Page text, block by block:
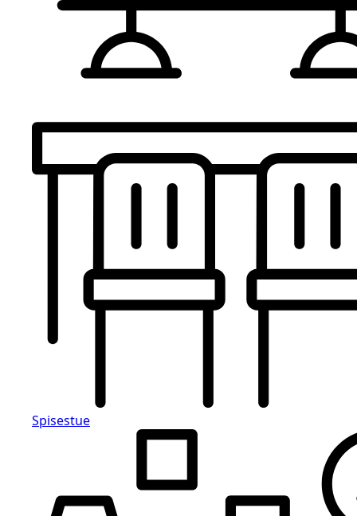
Spisestue